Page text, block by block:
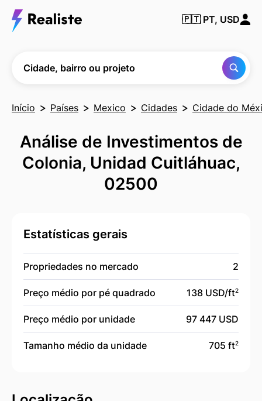
Encontre
qualquer
🇵🇹 PT, USD
Cidade, bairro ou projeto
Início Países Mexico Cidades Cidade do
Análise de Investimentos de
Colonia, Unidad Cuitláhuac,
02500
Estatísticas gerais
Propriedades no mercado 2
Preço médio por pé quadrado 138 USD/ft2
Preço médio por unidade 97 447 USD
Tamanho médio da unidade 705 ft2